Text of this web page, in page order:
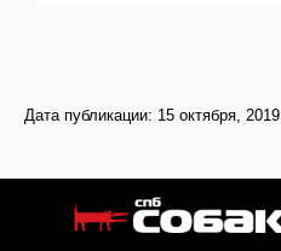
Дата публикации: 15 октября, 2019